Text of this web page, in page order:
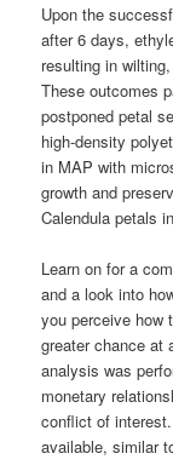
Upon the
after 6 days,
resulting in
These outcomes
postponed petal
high-density
in MAP with
growth and
Calendula petals
Learn on for a
and a look into
you perceive how
greater chance at
analysis was
monetary
conflict of
available, similar